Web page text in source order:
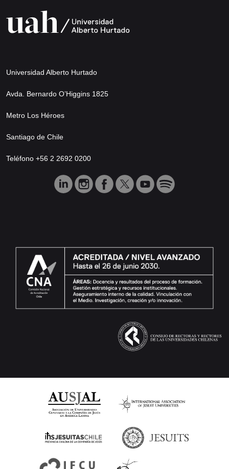
Universidad Alberto Hurtado
Avda. Bernardo O’Higgins 1825
Metro Los Héroes
Santiago de Chile
Teléfono +56 2 2692 0200